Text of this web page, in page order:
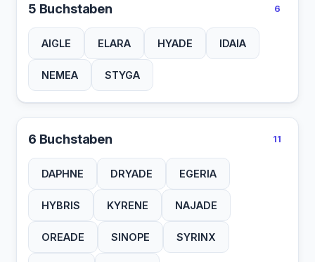
5 Buchstaben 6
AIGLE ELARA HYADE IDAIA
NEMEA STYGA
6 Buchstaben 11
DAPHNE DRYADE EGERIA
HYBRIS KYRENE NAJADE
OREADE SINOPE SYRINX